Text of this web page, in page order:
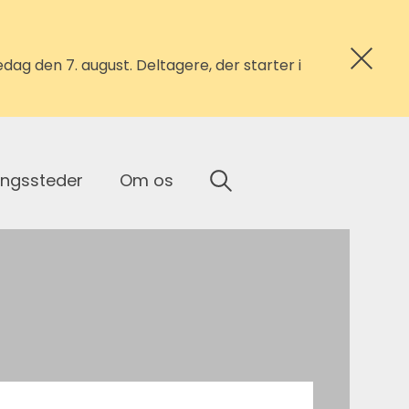
den 7. august. Deltagere, der starter i
Om os